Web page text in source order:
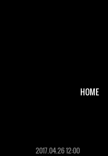
HOME
2017.04.26 12:00